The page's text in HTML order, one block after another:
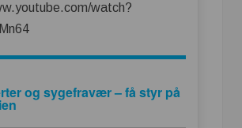
watch?
og sygefravær – få styr på